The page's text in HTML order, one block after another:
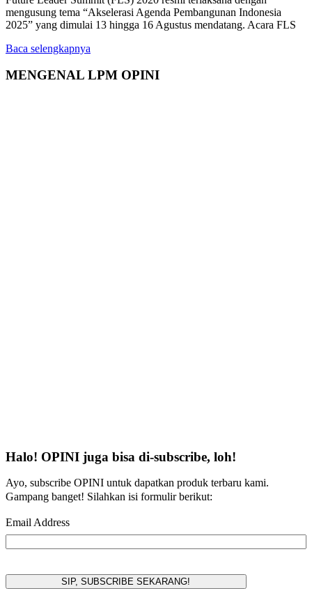
mengusung tema “Akselerasi Agenda Pembangunan Indonesia
2025” yang dimulai 13 hingga 16 Agustus mendatang. Acara FLS
Baca selengkapnya
MENGENAL LPM OPINI
Halo! OPINI juga bisa di-subscribe, loh!
Ayo, subscribe OPINI untuk dapatkan produk terbaru kami.
Gampang banget! Silahkan isi formulir berikut:
Email Address